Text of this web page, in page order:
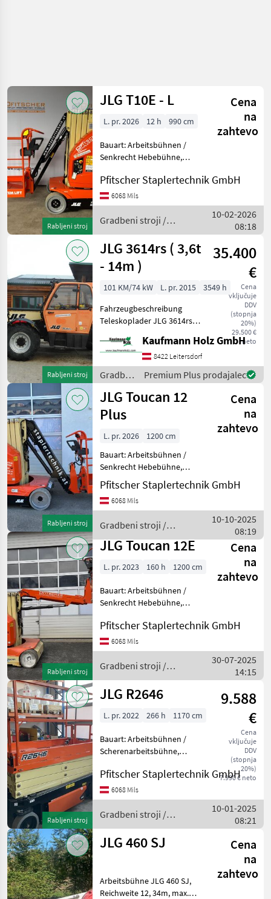
Rabljeni stroj
JLG T10E - L
Cena
na
zahtevo
L. pr. 2026 12 h 990 cm
Bauart: Arbeitsbühnen /
Senkrecht Hebebühne,
Batterie: Bj. 2026 24V 260Ah
, Bereifung vorne: Non
Marking Einfach , Bereifung
hinten: Non Marking Ein
Pfitscher Staplertechnik GmbH
6068 Mils
Gradbeni stroji /
JLG
10-02-2026
08:18
Rabljeni stroj
JLG 3614rs ( 3,6t
- 14m )
35.400
€
Cena
vključuje
DDV
(stopnja
20%)
29.500 €
neto
101 KM/74 kW L. pr. 2015
3549 h
Fahrzeugbeschreibung
Teleskoplader JLG 3614rs
Stunden 14 Meter Hubhöhe
3, 6 Tonnen Hubkraft 74 KW
Deutz Motor - incl. Gabel -
Kaufmann Holz GmbH
8422 Leitersdorf
Gradbeni
stroji /
JLG
Premium Plus prodajalec
Rabljeni stroj
JLG Toucan 12
Plus
Cena
na
zahtevo
L. pr. 2026
1200 cm
Bauart: Arbeitsbühnen /
Senkrecht Hebebühne,
Tragkraft: 200kg, Bauhöhe:
1990mm, Batterie: Bj. 2026
48V 260Ah , Bereifung
Bereifung hinten:
Pfitscher Staplertechnik GmbH
6068 Mils
Gradbeni stroji /
JLG
10-10-2025
08:19
Rabljeni stroj
JLG Toucan 12E
Cena
na
zahtevo
L. pr. 2023 160 h 1200 cm
Bauart: Arbeitsbühnen /
Senkrecht Hebebühne,
1990mm, Batterie: Bj. 2023
48V 260Ah , Beschreibung:
Korb hat eine Delle
Gradbeni stroji Dv
Pfitscher Staplertechnik GmbH
6068 Mils
Gradbeni stroji /
JLG
30-07-2025
14:15
Rabljeni stroj
JLG R2646
9.588
€
Cena
vključuje
DDV
(stopnja
20%)
7.990 € neto
L. pr. 2022 266 h 1170 cm
Bauart: Arbeitsbühnen /
Scherenarbeitsbühne,
2280mm, Batterie: 4x Bj.
2022 6V 220Ah Zustand: 80 -
100%, Beschreibung:
OPTISCH NORMAL TECH
Pfitscher Staplertechnik GmbH
6068 Mils
Gradbeni stroji /
JLG
10-01-2025
08:21
JLG 460 SJ
Cena
na
zahtevo
Arbeitsbühne JLG 460 SJ,
Reichweite 12, 34m, max.